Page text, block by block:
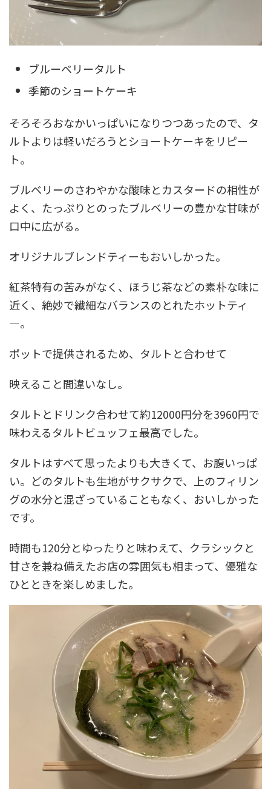
ブルーベリータルト
季節のショートケーキ
そろそろおなかいっぱいになりつつあったので、タ
ルトよりは軽いだろうとショートケーキをリピー
ト。
ブルベリーのさわやかな酸味とカスタードの相性が
よく、たっぷりとのったブルベリーの豊かな甘味が
口中に広がる。
オリジナルブレンドティーもおいしかった。
紅茶特有の苦みがなく、ほうじ茶などの素朴な味に
近く、絶妙で繊細なバランスのとれたホットティ
―。
ポットで提供されるため、タルトと合わせて
映えること間違いなし。
タルトとドリンク合わせて約12000円分を3960円で
味わえるタルトビュッフェ最高でした。
タルトはすべて思ったよりも大きくて、お腹いっぱ
い。どのタルトも生地がサクサクで、上のフィリン
グの水分と混ざっていることもなく、おいしかった
です。
時間も120分とゆったりと味わえて、クラシックと
甘さを兼ね備えたお店の雰囲気も相まって、優雅な
ひとときを楽しめました。